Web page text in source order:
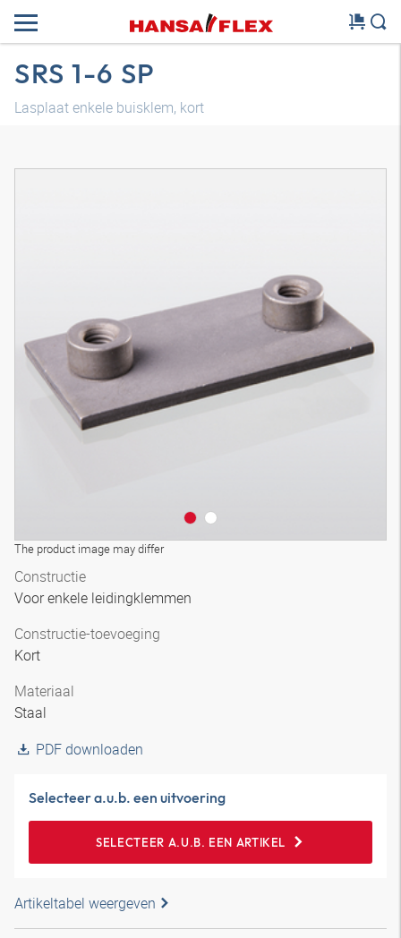
SRS 1-6 SP
Lasplaat enkele buisklem, kort
The product image may differ
Constructie
Voor enkele leidingklemmen
Constructie-toevoeging
Kort
Materiaal
Staal
PDF downloaden
Selecteer a.u.b. een uitvoering
SELECTEER A.U.B. EEN ARTIKEL
Artikeltabel weergeven